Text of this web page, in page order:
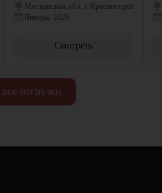
отгрузки
Московская обл, г Красногорск
Январь, 2026
Смотреть